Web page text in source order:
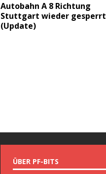
Autobahn A 8 Richtung
Stuttgart wieder gesperrt
(Update)
ÜBER PF-BITS